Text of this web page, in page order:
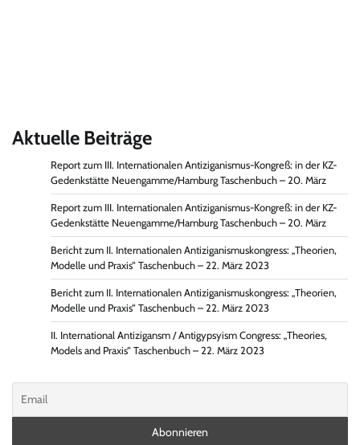
Aktuelle Beiträge
Report zum III. Internationalen Antiziganismus-Kongreß: in der KZ-
Gedenkstätte Neuengamme/Hamburg Taschenbuch – 20. März
Report zum III. Internationalen Antiziganismus-Kongreß: in der KZ-
Gedenkstätte Neuengamme/Hamburg Taschenbuch – 20. März
Bericht zum II. Internationalen Antiziganismuskongress: „Theorien,
Modelle und Praxis“ Taschenbuch – 22. März 2023
Bericht zum II. Internationalen Antiziganismuskongress: „Theorien,
Modelle und Praxis“ Taschenbuch – 22. März 2023
II. International Antizigansm / Antigypsyism Congress: „Theories,
Models and Praxis“ Taschenbuch – 22. März 2023